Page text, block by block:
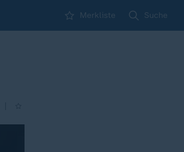
Merkliste Suche